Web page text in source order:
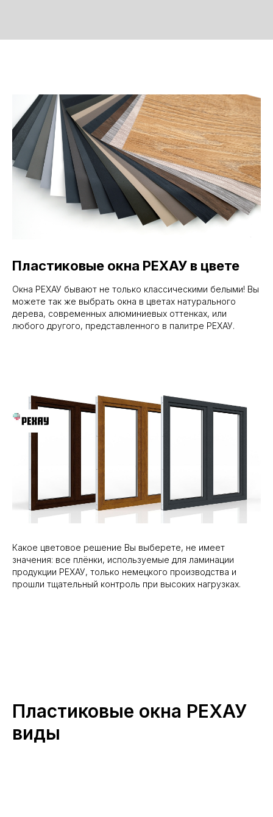
Пластиковые окна РЕХАУ в цвете
Окна РЕХАУ бывают не только классическими белыми! Вы
можете так же выбрать окна в цветах натурального
дерева, современных алюминиевых оттенках, или
любого другого, представленного в палитре РЕХАУ.
Какое цветовое решение Вы выберете, не имеет
значения: все плёнки, используемые для ламинации
продукции РЕХАУ, только немецкого производства и
прошли тщательный контроль при высоких нагрузках.
Пластиковые окна РЕХАУ
виды